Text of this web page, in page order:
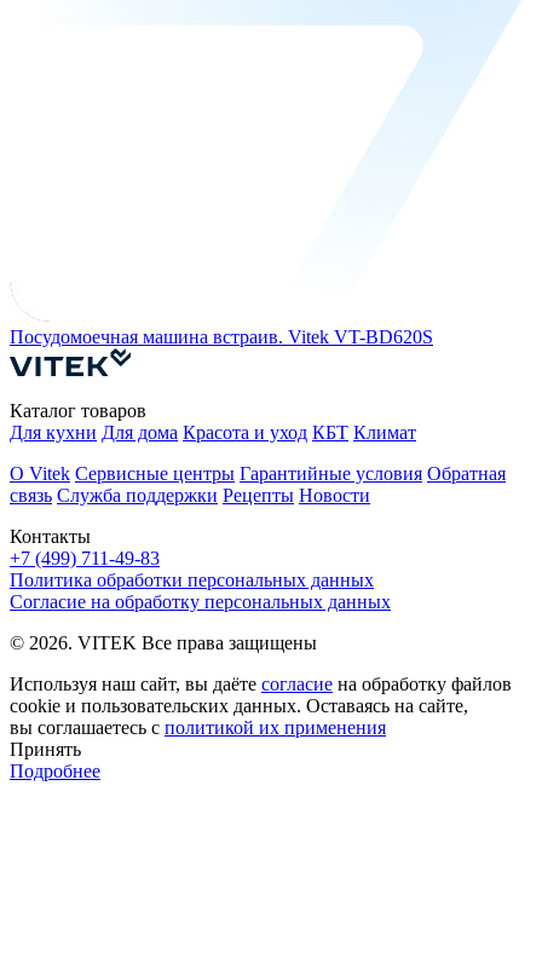
Посудомоечная машина встраив. Vitek VT-BD620S
Контакты
+7 (499) 711-49-83
Каталог товаров
Для кухни Для дома Красота и уход КБТ Климат
О Vitek Сервисные центры Гарантийные условия Обратная
связь Служба поддержки Рецепты Новости
Политика обработки персональных данных
Согласие на обработку персональных данных
© 2026. VITEK Все права защищены
Используя наш сайт, вы даёте согласие на обработку файлов
cookie и пользовательских данных. Оставаясь на сайте,
вы соглашаетесь с политикой их применения
Принять
Подробнее